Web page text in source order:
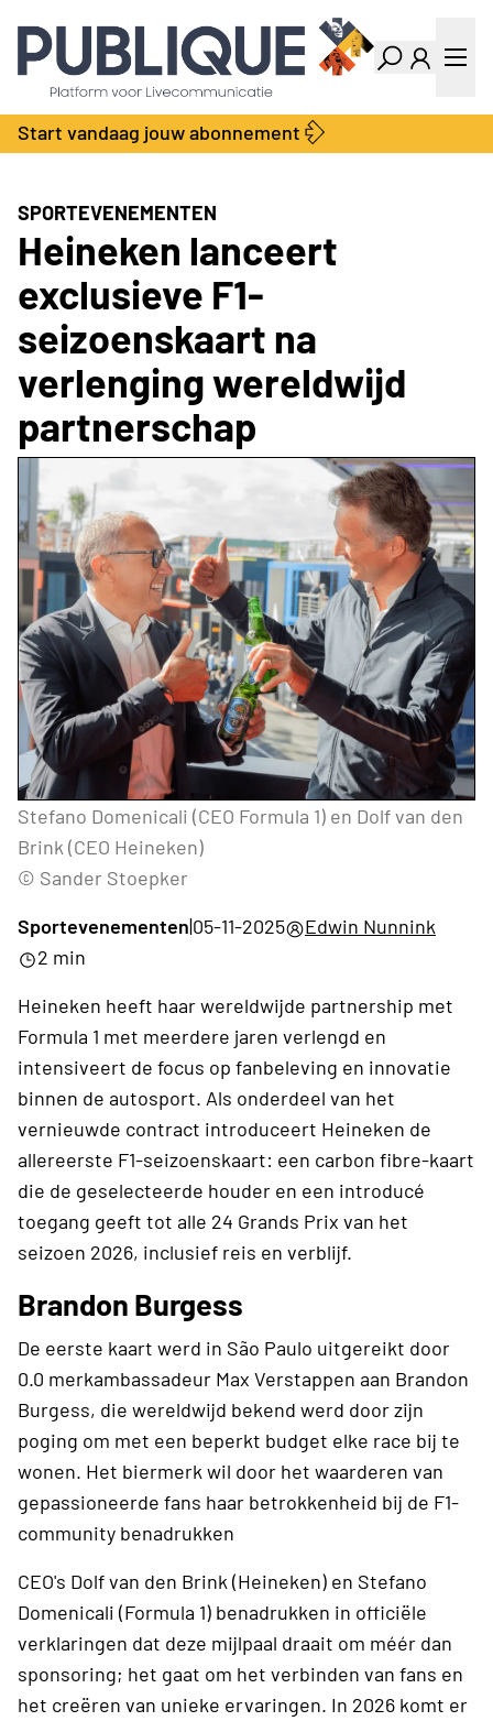
Industry Dashboard
Vacatures
Kalender
Producten
Bedrijvengids
Locatie Finder
Contact
Over ons
Adverteren
Abonnementen
Start vandaag jouw abonnement
SPORTEVENEMENTEN
Heineken lanceert
exclusieve F1-
seizoenskaart na
verlenging wereldwijd
partnerschap
Stefano Domenicali (CEO Formula 1) en Dolf van den
Brink (CEO Heineken)
© Sander Stoepker
Sportevenementen|05-11-2025
Edwin Nunnink
2 min
Heineken heeft haar wereldwijde partnership met
Formula 1 met meerdere jaren verlengd en
intensiveert de focus op fanbeleving en innovatie
binnen de autosport. Als onderdeel van het
vernieuwde contract introduceert Heineken de
allereerste F1-seizoenskaart: een carbon fibre-kaart
die de geselecteerde houder en een introducé
toegang geeft tot alle 24 Grands Prix van het
seizoen 2026, inclusief reis en verblijf.
Brandon Burgess
De eerste kaart werd in São Paulo uitgereikt door
0.0 merkambassadeur Max Verstappen aan Brandon
Burgess, die wereldwijd bekend werd door zijn
poging om met een beperkt budget elke race bij te
wonen. Het biermerk wil door het waarderen van
gepassioneerde fans haar betrokkenheid bij de F1-
community benadrukken
CEO's Dolf van den Brink (Heineken) en Stefano
Domenicali (Formula 1) benadrukken in officiële
verklaringen dat deze mijlpaal draait om méér dan
sponsoring; het gaat om het verbinden van fans en
het creëren van unieke ervaringen. In 2026 komt er